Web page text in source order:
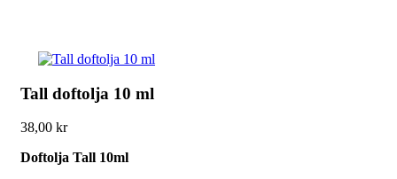
Tall doftolja 10 ml
38,00 kr
Doftolja Tall 10ml